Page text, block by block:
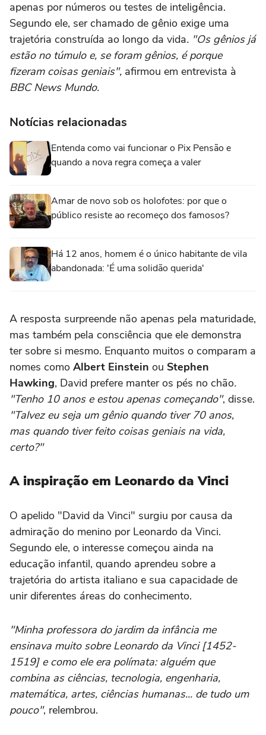
apenas por números ou testes de inteligência.
Segundo ele, ser chamado de gênio exige uma
trajetória construída ao longo da vida. "Os gênios já
estão no túmulo e, se foram gênios, é porque
fizeram coisas geniais", afirmou em entrevista à
BBC News Mundo.
Notícias relacionadas
Entenda como vai funcionar o Pix Pensão e
quando a nova regra começa a valer
Amar de novo sob os holofotes: por que o
público resiste ao recomeço dos famosos?
Há 12 anos, homem é o único habitante de vila
abandonada: 'É uma solidão querida'
A resposta surpreende não apenas pela maturidade,
mas também pela consciência que ele demonstra
ter sobre si mesmo. Enquanto muitos o comparam a
nomes como Albert Einstein ou Stephen
Hawking, David prefere manter os pés no chão.
"Tenho 10 anos e estou apenas começando", disse.
"Talvez eu seja um gênio quando tiver 70 anos,
mas quando tiver feito coisas geniais na vida,
certo?"
A inspiração em Leonardo da Vinci
O apelido "David da Vinci" surgiu por causa da
admiração do menino por Leonardo da Vinci.
Segundo ele, o interesse começou ainda na
educação infantil, quando aprendeu sobre a
trajetória do artista italiano e sua capacidade de
unir diferentes áreas do conhecimento.
"Minha professora do jardim da infância me
ensinava muito sobre Leonardo da Vinci [1452-
1519] e como ele era polímata: alguém que
combina as ciências, tecnologia, engenharia,
matemática, artes, ciências humanas... de tudo um
pouco", relembrou.